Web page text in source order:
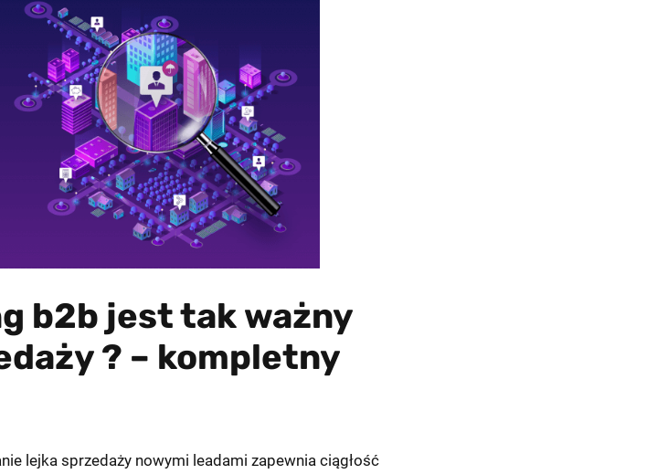
b2b jest tak ważny
? – kompletny
lejka sprzedaży nowymi leadami zapewnia ciągłość